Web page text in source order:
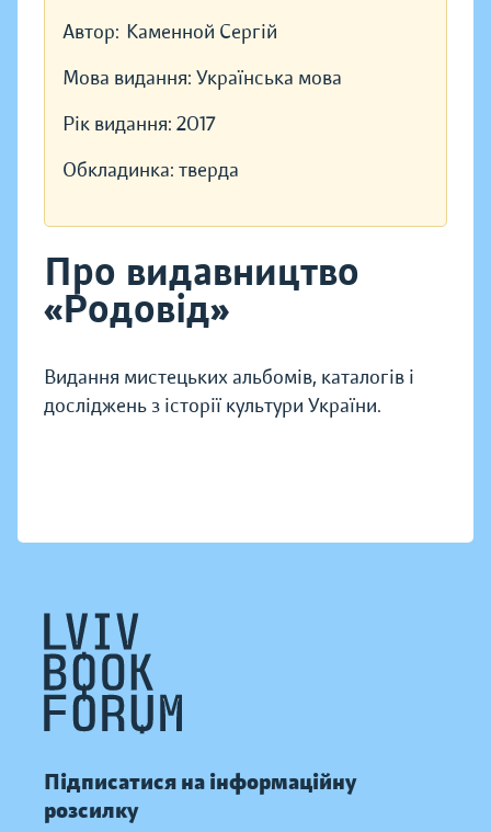
Автор: Каменной Сергій
Мова видання: Українська мова
Рік видання: 2017
Обкладинка: тверда
Про видавництво
«Родовід»
Видання мистецьких альбомів, каталогів і
досліджень з історії культури України.
Підписатися на інформаційну
розсилку